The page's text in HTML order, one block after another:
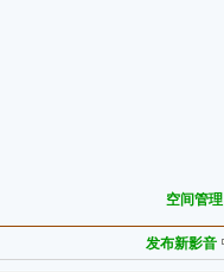
空间管理
发布新影音